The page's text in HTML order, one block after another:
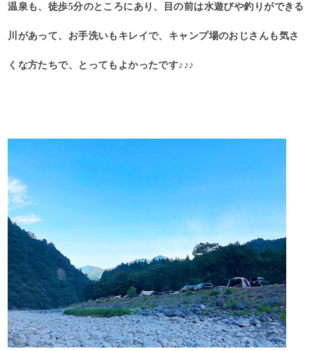
温泉も、徒歩5分のところにあり、目の前は水遊びや釣りができる
川があって、お手洗いもキレイで、キャンプ場のおじさんも気さ
くな方たちで、とってもよかったです♪♪♪